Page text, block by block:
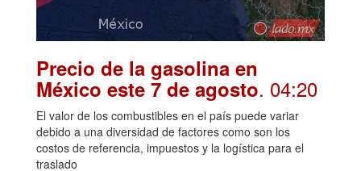
Precio de la gasolina en
México este 7 de agosto. 04:20
El valor de los combustibles en el país puede variar
debido a una diversidad de factores como son los
costos de referencia, impuestos y la logística para el
traslado